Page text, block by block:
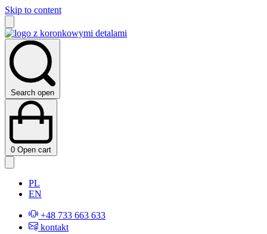
Skip to content
Search open
0 Open cart
PL
EN
+48 733 663 633
kontakt